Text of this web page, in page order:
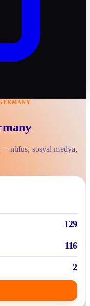
— nüfus, sosyal medya,
129
116
2